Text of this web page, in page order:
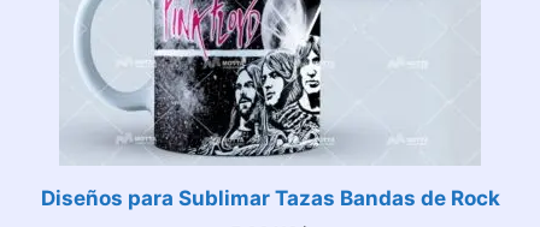
Diseños para Sublimar Tazas Bandas de Rock